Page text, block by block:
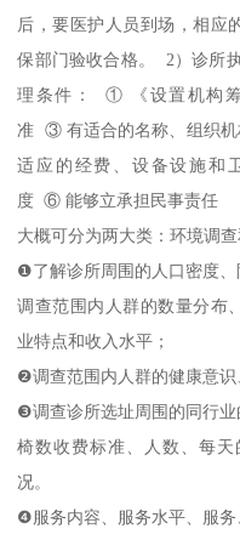
后，要医护人员到场，相应
保部门验收合格。 2）诊所
理条件： ① 《设置机构
准 ③ 有适合的名称、组织
适应的经费、设备设施
度 ⑥ 能够立承担民事责任
大概可分为两大类：环境调查
❶了解诊所周围的人口密度、
调查范围内人群的数量分布
业特点和收入水平；
❷调查范围内人群的健康意识
❸调查诊所选址周围的同行业
椅数收费标准、人数、每
况。
❹服务内容、服务水平、服